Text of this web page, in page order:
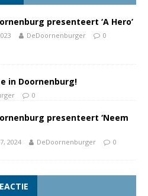
presenteert ‘A Hero’
DeDoornenburger 0
in Doornenburg!
0
presenteert ‘Neem
2024 DeDoornenburger 0